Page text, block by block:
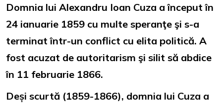
Domnia lui Alexandru Ioan Cuza a început în
24 ianuarie 1859 cu multe speranţe şi s-a
terminat într-un conflict cu elita politică. A
fost acuzat de autoritarism şi silit să abdice
în 11 februarie 1866.
Deși scurtă (1859-1866), domnia lui Cuza a